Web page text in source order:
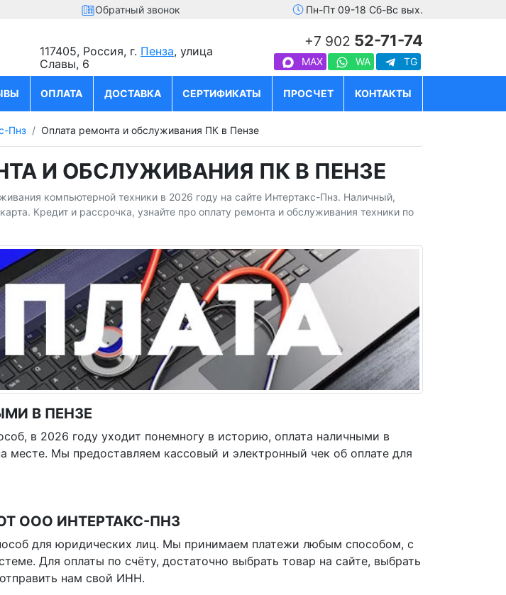
Обратный звонок Пн-Пт 09-18 Сб-Вс вых.
117405, Россия, г. Пенза, улица
Славы, 6
+7 902 52-71-74
MAX WA TG
ОПЛАТА ДОСТАВКА СЕРТИФИКАТЫ ПРОСЧЕТ КОНТАКТЫ
Пнз Оплата ремонта и обслуживания ПК в Пензе
И ОБСЛУЖИВАНИЯ ПК В ПЕНЗЕ
компьютерной техники в 2026 году на сайте Интертакс-Пнз. Наличный,
Кредит и рассрочка, узнайте про оплату ремонта и обслуживания техники по
В ПЕНЗЕ
в 2026 году уходит понемногу в историю, оплата наличными в
месте. Мы предоставляем кассовый и электронный чек об оплате для
ООО ИНТЕРТАКС-ПНЗ
для юридических лиц. Мы принимаем платежи любым способом, с
Для оплаты по счёту, достаточно выбрать товар на сайте, выбрать
нам свой ИНН.